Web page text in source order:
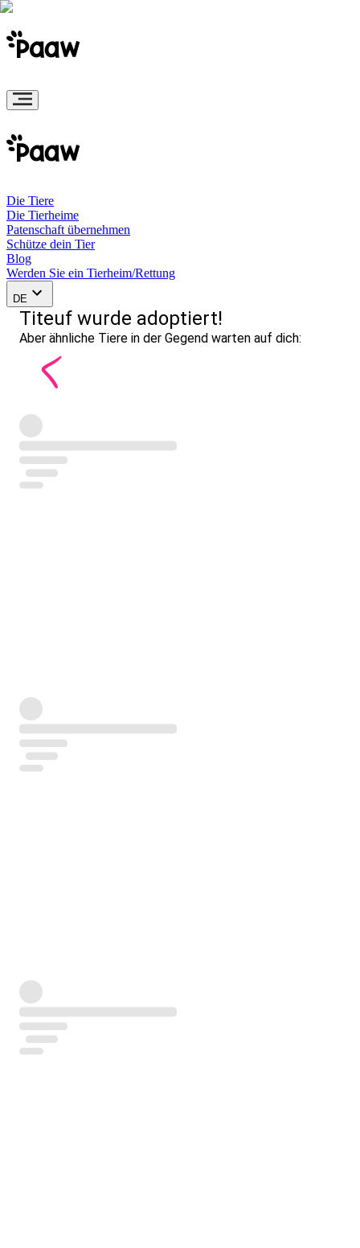
Die Tiere
Die Tierheime
Patenschaft übernehmen
Schütze dein Tier
Blog
Werden Sie ein Tierheim/Rettung
DE
Titeuf wurde adoptiert!
Aber ähnliche Tiere in der Gegend warten auf dich: